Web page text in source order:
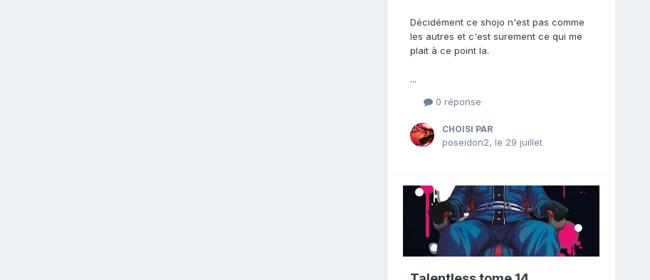
Décidément ce shojo n'est pas comme
les autres et c'est surement ce qui me
plait à ce point la.
...
0 réponse
CHOISI PAR
poseidon2, le 29 juillet